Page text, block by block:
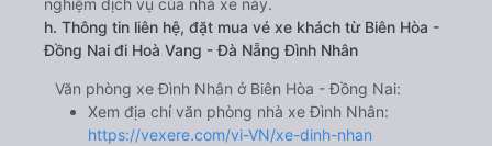
nghiệm dịch vụ của nhà xe này.
h. Thông tin liên hệ, đặt mua vé xe khách từ Biên Hòa -
Đồng Nai đi Hoà Vang - Đà Nẵng Đình Nhân
Văn phòng xe Đình Nhân ở Biên Hòa - Đồng Nai:
Xem địa chỉ văn phòng nhà xe Đình Nhân:
https://vexere.com/vi-VN/xe-dinh-nhan